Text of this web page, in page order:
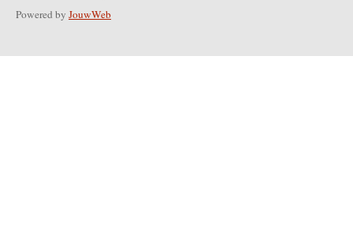
Powered by JouwWeb